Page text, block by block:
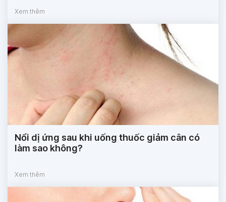
Xem thêm
Nổi dị ứng sau khi uống thuốc giảm cân có
làm sao không?
Xem thêm